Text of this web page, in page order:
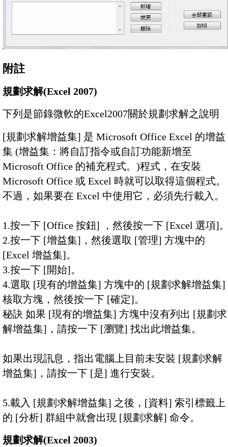
附註
規劃求解(Excel 2007)
下列是節錄微軟的Excel2007關於規劃求解之說明
[規劃求解增益集] 是 Microsoft Office Excel 的增益
集 (增益集：將自訂指令或自訂功能新增至
Microsoft Office 的補充程式。)程式，在安裝
Microsoft Office 或 Excel 時就可以取得這個程式。
不過，如果要在 Excel 中使用它，必須先行載入。
1.按一下 [Office 按鈕] ，然後按一下 [Excel 選項]
2.按一下 [增益集]，然後選取 [管理] 方塊中的
[Excel 增益集]。
3.按一下 [開始]。
4.選取 [現有的增益集] 方塊中的 [規劃求解增益集]
核取方塊，然後按一下 [確定]。
秘訣 如果 [現有的增益集] 方塊中沒有列出 [規劃求
解增益集]，請按一下 [瀏覽] 找出此增益集。
如果出現訊息，指出電腦上目前未安裝 [規劃求解
增益集]，請按一下 [是] 進行安裝。
5.載入 [規劃求解增益集] 之後，[資料] 索引標籤上
的 [分析] 群組中就會出現 [規劃求解] 命令。
規劃求解(Excel 2003)